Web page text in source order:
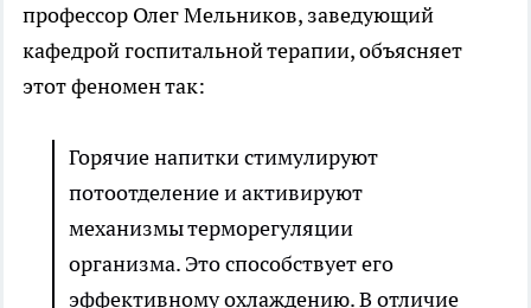
профессор Олег Мельников, заведующий
кафедрой госпитальной терапии, объясняет
этот феномен так:
Горячие напитки стимулируют
потоотделение и активируют
механизмы терморегуляции
организма. Это способствует его
эффективному охлаждению. В отличие